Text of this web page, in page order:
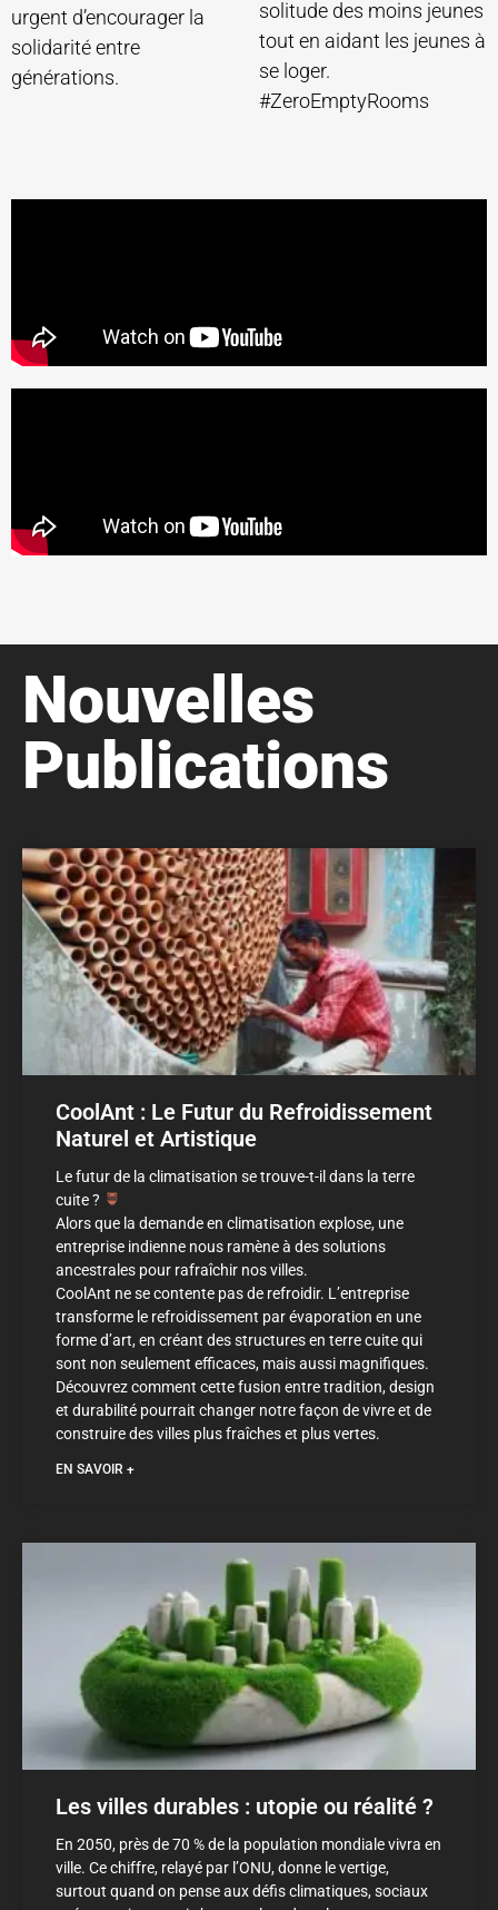
urgent d’encourager la
solidarité entre
générations.
solitude des moins jeunes
tout en aidant les jeunes à
se loger.
#ZeroEmptyRooms
Nouvelles
Publications
CoolAnt : Le Futur du Refroidissement
Naturel et Artistique
Le futur de la climatisation se trouve-t-il dans la terre
cuite ?
Alors que la demande en climatisation explose, une
entreprise indienne nous ramène à des solutions
ancestrales pour rafraîchir nos villes.
CoolAnt ne se contente pas de refroidir. L’entreprise
transforme le refroidissement par évaporation en une
forme d’art, en créant des structures en terre cuite qui
sont non seulement efficaces, mais aussi magnifiques.
Découvrez comment cette fusion entre tradition, design
et durabilité pourrait changer notre façon de vivre et de
construire des villes plus fraîches et plus vertes.
EN SAVOIR +
Les villes durables : utopie ou réalité ?
En 2050, près de 70 % de la population mondiale vivra en
ville. Ce chiffre, relayé par l’ONU, donne le vertige,
surtout quand on pense aux défis climatiques, sociaux